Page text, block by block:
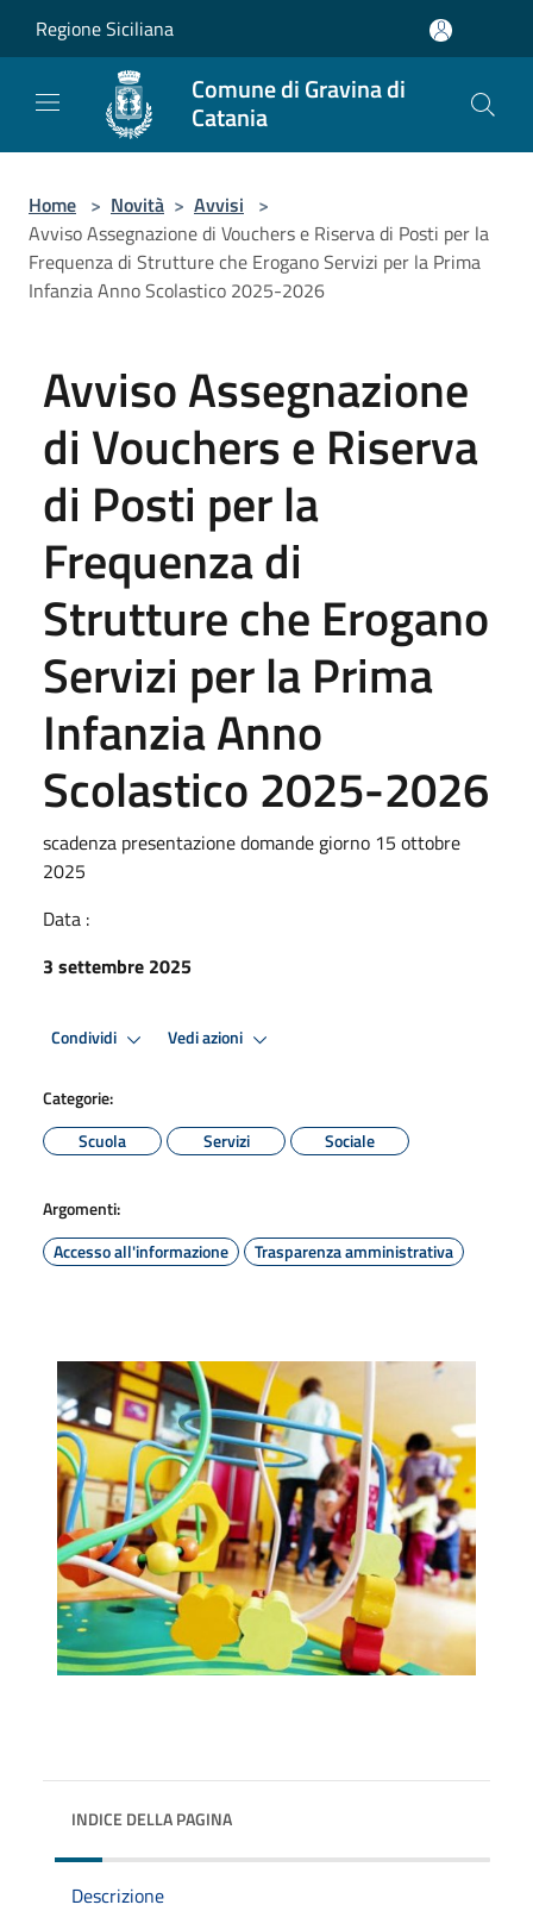
Regione Siciliana
Comune di Gravina di
Catania
Home > Novità > Avvisi >
Avviso Assegnazione di Vouchers e Riserva di Posti per la
Frequenza di Strutture che Erogano Servizi per la Prima
Infanzia Anno Scolastico 2025-2026
Avviso Assegnazione
di Vouchers e Riserva
di Posti per la
Frequenza di
Strutture che Erogano
Servizi per la Prima
Infanzia Anno
Scolastico 2025-2026
scadenza presentazione domande giorno 15 ottobre
2025
Data :
3 settembre 2025
Condividi Vedi azioni
Categorie:
Scuola
Servizi Sociale
Argomenti:
Accesso all'informazione
Trasparenza amministrativa
INDICE DELLA PAGINA
Descrizione